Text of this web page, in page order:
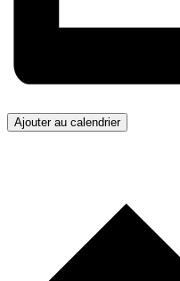
Ajouter au calendrier